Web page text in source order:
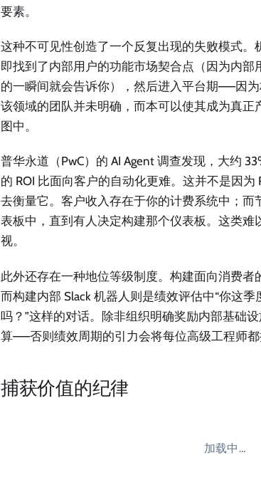
要素。
这种不可见性创造了一个反复出现的失败模式
即找到了内部用户的功能市场契合点（因为内
的一瞬间就会告诉你），然后进入平台期——因
该领域的团队并未明确，而本可以使其成为真
图中。
普华永道（PwC）的 AI Agent 调查发现，大约
的 ROI 比面向客户的自动化更难。这并不是因
去衡量它。客户收入存在于你的计费系统中；
表板中，直到有人决定构建那个仪表板。这类
视。
此外还存在一种地位等级制度。构建面向消费者
而构建内部 Slack 机器人则是绩效评估中“你这
吗？”这样的对话。除非组织明确奖励内部基础
算——否则绩效周期的引力会将每位高级工程师都
捕获价值的纪律
加载中…